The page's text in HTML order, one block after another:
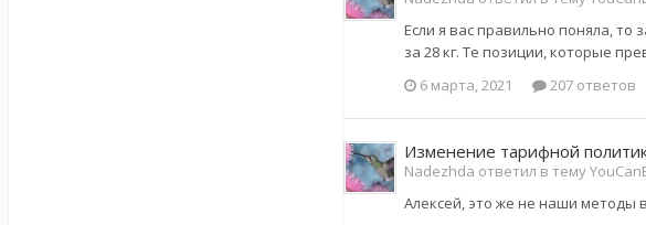
Если я вас правильно поняла, то
за 28 кг. Те позиции, которые
6 марта, 2021
207 ответов
Изменение тарифной
Nadezhda ответил в тему
Алексей, это же не наши методы